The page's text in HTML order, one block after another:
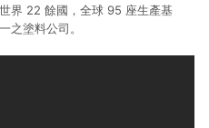
界 22 餘國，全球 95 座生產基
之塗料公司。